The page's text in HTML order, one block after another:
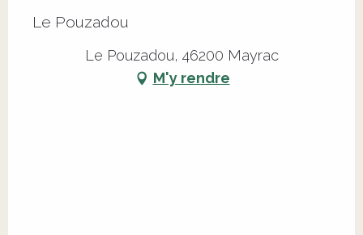
Le Pouzadou
Le Pouzadou, 46200 Mayrac
M'y rendre